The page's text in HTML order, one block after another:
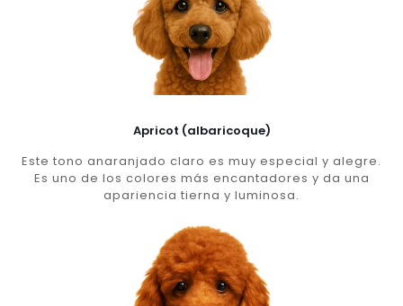
Apricot (albaricoque)
Este tono anaranjado claro es muy especial y alegre.
Es uno de los colores más encantadores y da una
apariencia tierna y luminosa.